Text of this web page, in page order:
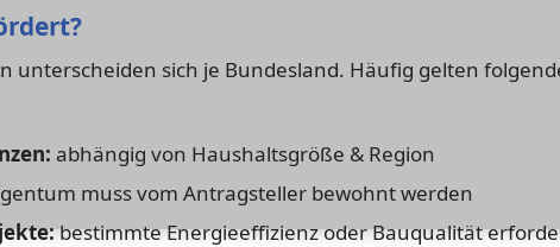
unterscheiden sich je Bundesland. Häufig gelten
abhängig von Haushaltsgröße & Region
muss vom Antragsteller bewohnt werden
bestimmte Energieeffizienz oder Bauqualität